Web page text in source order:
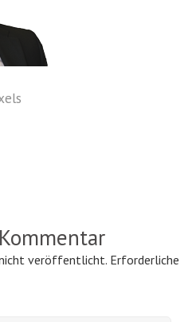
veröffentlicht. Erforderliche